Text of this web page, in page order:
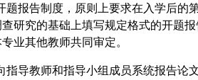
题报告制度，原则上要求在入学后的
研究的基础上填写规定格式的开题
业其他教师共同审定。
指导教师和指导小组成员系统报告论